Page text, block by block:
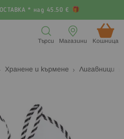
* над 45.50 €
Кошница (
Магазини
Търси
Хранене и кърмене Лигавници